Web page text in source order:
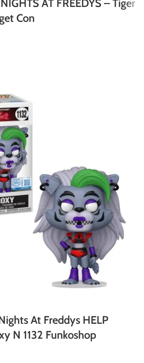
AT FREEDYS – Tiger
Con
At Freddys HELP
N 1132 Funkoshop